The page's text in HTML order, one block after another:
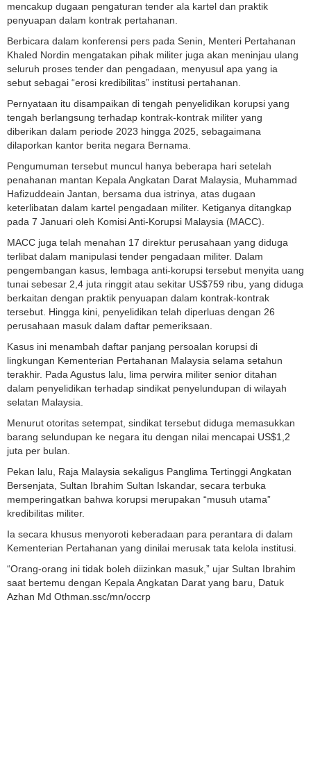
mencakup dugaan pengaturan tender ala kartel dan praktik
penyuapan dalam kontrak pertahanan.
Berbicara dalam konferensi pers pada Senin, Menteri Pertahanan
Khaled Nordin mengatakan pihak militer juga akan meninjau ulang
seluruh proses tender dan pengadaan, menyusul apa yang ia
sebut sebagai “erosi kredibilitas” institusi pertahanan.
Pernyataan itu disampaikan di tengah penyelidikan korupsi yang
tengah berlangsung terhadap kontrak-kontrak militer yang
diberikan dalam periode 2023 hingga 2025, sebagaimana
dilaporkan kantor berita negara Bernama.
Pengumuman tersebut muncul hanya beberapa hari setelah
penahanan mantan Kepala Angkatan Darat Malaysia, Muhammad
Hafizuddeain Jantan, bersama dua istrinya, atas dugaan
keterlibatan dalam kartel pengadaan militer. Ketiganya ditangkap
pada 7 Januari oleh Komisi Anti-Korupsi Malaysia (MACC).
MACC juga telah menahan 17 direktur perusahaan yang diduga
terlibat dalam manipulasi tender pengadaan militer. Dalam
pengembangan kasus, lembaga anti-korupsi tersebut menyita uang
tunai sebesar 2,4 juta ringgit atau sekitar US$759 ribu, yang diduga
berkaitan dengan praktik penyuapan dalam kontrak-kontrak
tersebut. Hingga kini, penyelidikan telah diperluas dengan 26
perusahaan masuk dalam daftar pemeriksaan.
Kasus ini menambah daftar panjang persoalan korupsi di
lingkungan Kementerian Pertahanan Malaysia selama setahun
terakhir. Pada Agustus lalu, lima perwira militer senior ditahan
dalam penyelidikan terhadap sindikat penyelundupan di wilayah
selatan Malaysia.
Menurut otoritas setempat, sindikat tersebut diduga memasukkan
barang selundupan ke negara itu dengan nilai mencapai US$1,2
juta per bulan.
Pekan lalu, Raja Malaysia sekaligus Panglima Tertinggi Angkatan
Bersenjata, Sultan Ibrahim Sultan Iskandar, secara terbuka
memperingatkan bahwa korupsi merupakan “musuh utama”
kredibilitas militer.
Ia secara khusus menyoroti keberadaan para perantara di dalam
Kementerian Pertahanan yang dinilai merusak tata kelola institusi.
“Orang-orang ini tidak boleh diizinkan masuk,” ujar Sultan Ibrahim
saat bertemu dengan Kepala Angkatan Darat yang baru, Datuk
Azhan Md Othman.ssc/mn/occrp